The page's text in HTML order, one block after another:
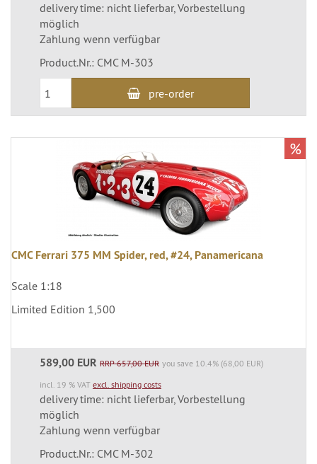
delivery time: nicht lieferbar, Vorbestellung
möglich
Zahlung wenn verfügbar
Product.Nr.: CMC M-303
pre-order
CMC Ferrari 375 MM Spider, red, #24, Panamericana
Scale 1:18
Limited Edition 1,500
589,00 EUR RRP 657,00 EUR you save 10.4% (68,00 EUR)
incl. 19 % VAT excl. shipping costs
delivery time: nicht lieferbar, Vorbestellung
möglich
Zahlung wenn verfügbar
Product.Nr.: CMC M-302
%